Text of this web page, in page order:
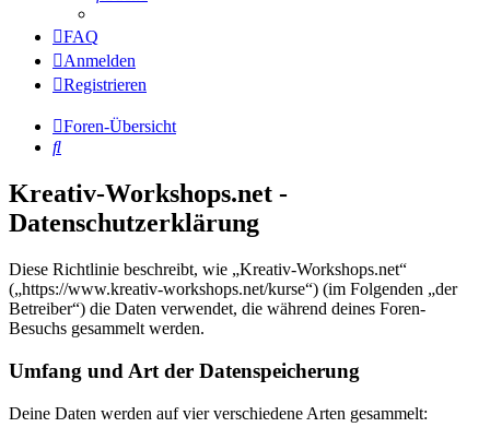
FAQ
Anmelden
Registrieren
Foren-Übersicht
Suche
Kreativ-Workshops.net -
Datenschutzerklärung
Diese Richtlinie beschreibt, wie „Kreativ-Workshops.net“
(„https://www.kreativ-workshops.net/kurse“) (im Folgenden „der
Betreiber“) die Daten verwendet, die während deines Foren-
Besuchs gesammelt werden.
Umfang und Art der Datenspeicherung
Deine Daten werden auf vier verschiedene Arten gesammelt: